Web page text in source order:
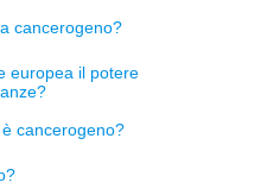
cancerogeno?
europea il potere
cancerogeno?